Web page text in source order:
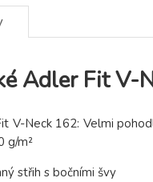
Adler Fit V-
V-Neck 162: Velmi
g/m²
střih s bočními švy